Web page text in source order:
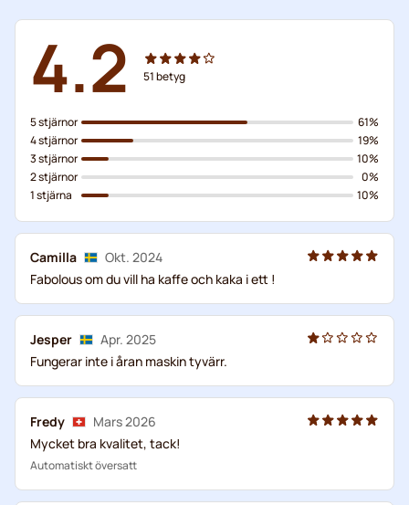
4.2 51betyg
5 stjärnor
4 stjärnor
3 stjärnor
2 stjärnor
1 stjärna
61%
19%
10%
0%
10%
Camilla
Okt. 2024
Fabolous om du vill ha kaffe och kaka i ett !
Jesper
Apr. 2025
Fungerar inte i åran maskin tyvärr.
Fredy
Mars 2026
Mycket bra kvalitet, tack!
Automatiskt översatt